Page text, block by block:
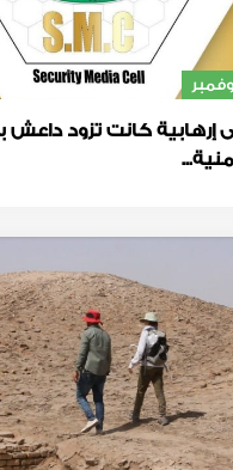
إرهابية كانت تزود